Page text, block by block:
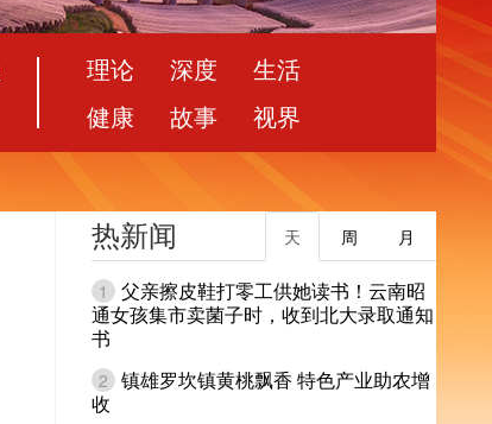
理论 深度
生活
健康
故事 视界
热新闻 月
周
天
1
父亲擦皮鞋打零工供她读书！云南昭
通女孩集市卖菌子时，收到北大录取通知
书
2 镇雄罗坎镇黄桃飘香 特色产业助农增
收